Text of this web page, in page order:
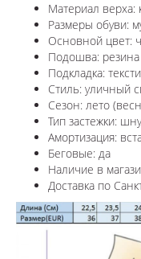
Материал верха:
Размеры обуви:
Основной цвет:
Подошва:
Подкладка:
Стиль: уличный
Сезон: лето
Тип застежки:
Амортизация:
Беговые: да
Наличие в
Доставка по